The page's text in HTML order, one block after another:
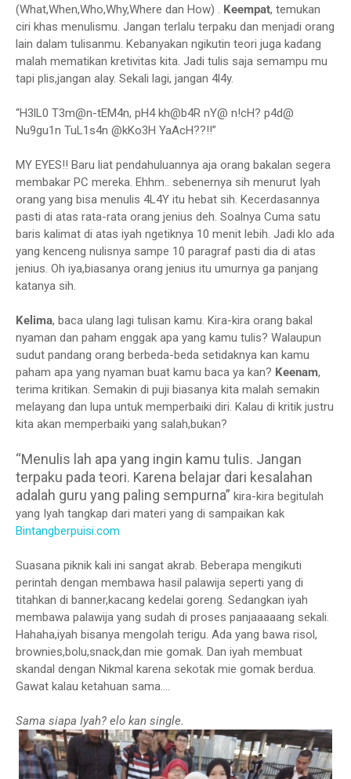
(What,When,Who,Why,Where dan How) . Keempat, temukan
ciri khas menulismu. Jangan terlalu terpaku dan menjadi orang
lain dalam tulisanmu. Kebanyakan ngikutin teori juga kadang
malah mematikan kretivitas kita. Jadi tulis saja semampu mu
tapi plis,jangan alay. Sekali lagi, jangan 4l4y.
“H3lL0 T3m@n-tEM4n, pH4 kh@b4R nY@ n!cH? p4d@
Nu9gu1n TuL1s4n @kKo3H YaAcH??!!”
MY EYES!! Baru liat pendahuluannya aja orang bakalan segera
membakar PC mereka. Ehhm.. sebenernya sih menurut Iyah
orang yang bisa menulis 4L4Y itu hebat sih. Kecerdasannya
pasti di atas rata-rata orang jenius deh. Soalnya Cuma satu
baris kalimat di atas iyah ngetiknya 10 menit lebih. Jadi klo ada
yang kenceng nulisnya sampe 10 paragraf pasti dia di atas
jenius. Oh iya,biasanya orang jenius itu umurnya ga panjang
katanya sih.
Kelima, baca ulang lagi tulisan kamu. Kira-kira orang bakal
nyaman dan paham enggak apa yang kamu tulis? Walaupun
sudut pandang orang berbeda-beda setidaknya kan kamu
paham apa yang nyaman buat kamu baca ya kan? Keenam,
terima kritikan. Semakin di puji biasanya kita malah semakin
melayang dan lupa untuk memperbaiki diri. Kalau di kritik justru
kita akan memperbaiki yang salah,bukan?
“Menulis lah apa yang ingin kamu tulis. Jangan
terpaku pada teori. Karena belajar dari kesalahan
adalah guru yang paling sempurna” kira-kira begitulah
yang Iyah tangkap dari materi yang di sampaikan kak
Bintangberpuisi.com
Suasana piknik kali ini sangat akrab. Beberapa mengikuti
perintah dengan membawa hasil palawija seperti yang di
titahkan di banner,kacang kedelai goreng. Sedangkan iyah
membawa palawija yang sudah di proses panjaaaaang sekali.
Hahaha,iyah bisanya mengolah terigu. Ada yang bawa risol,
brownies,bolu,snack,dan mie gomak. Dan iyah membuat
skandal dengan Nikmal karena sekotak mie gomak berdua.
Gawat kalau ketahuan sama....
Sama siapa Iyah? elo kan single.